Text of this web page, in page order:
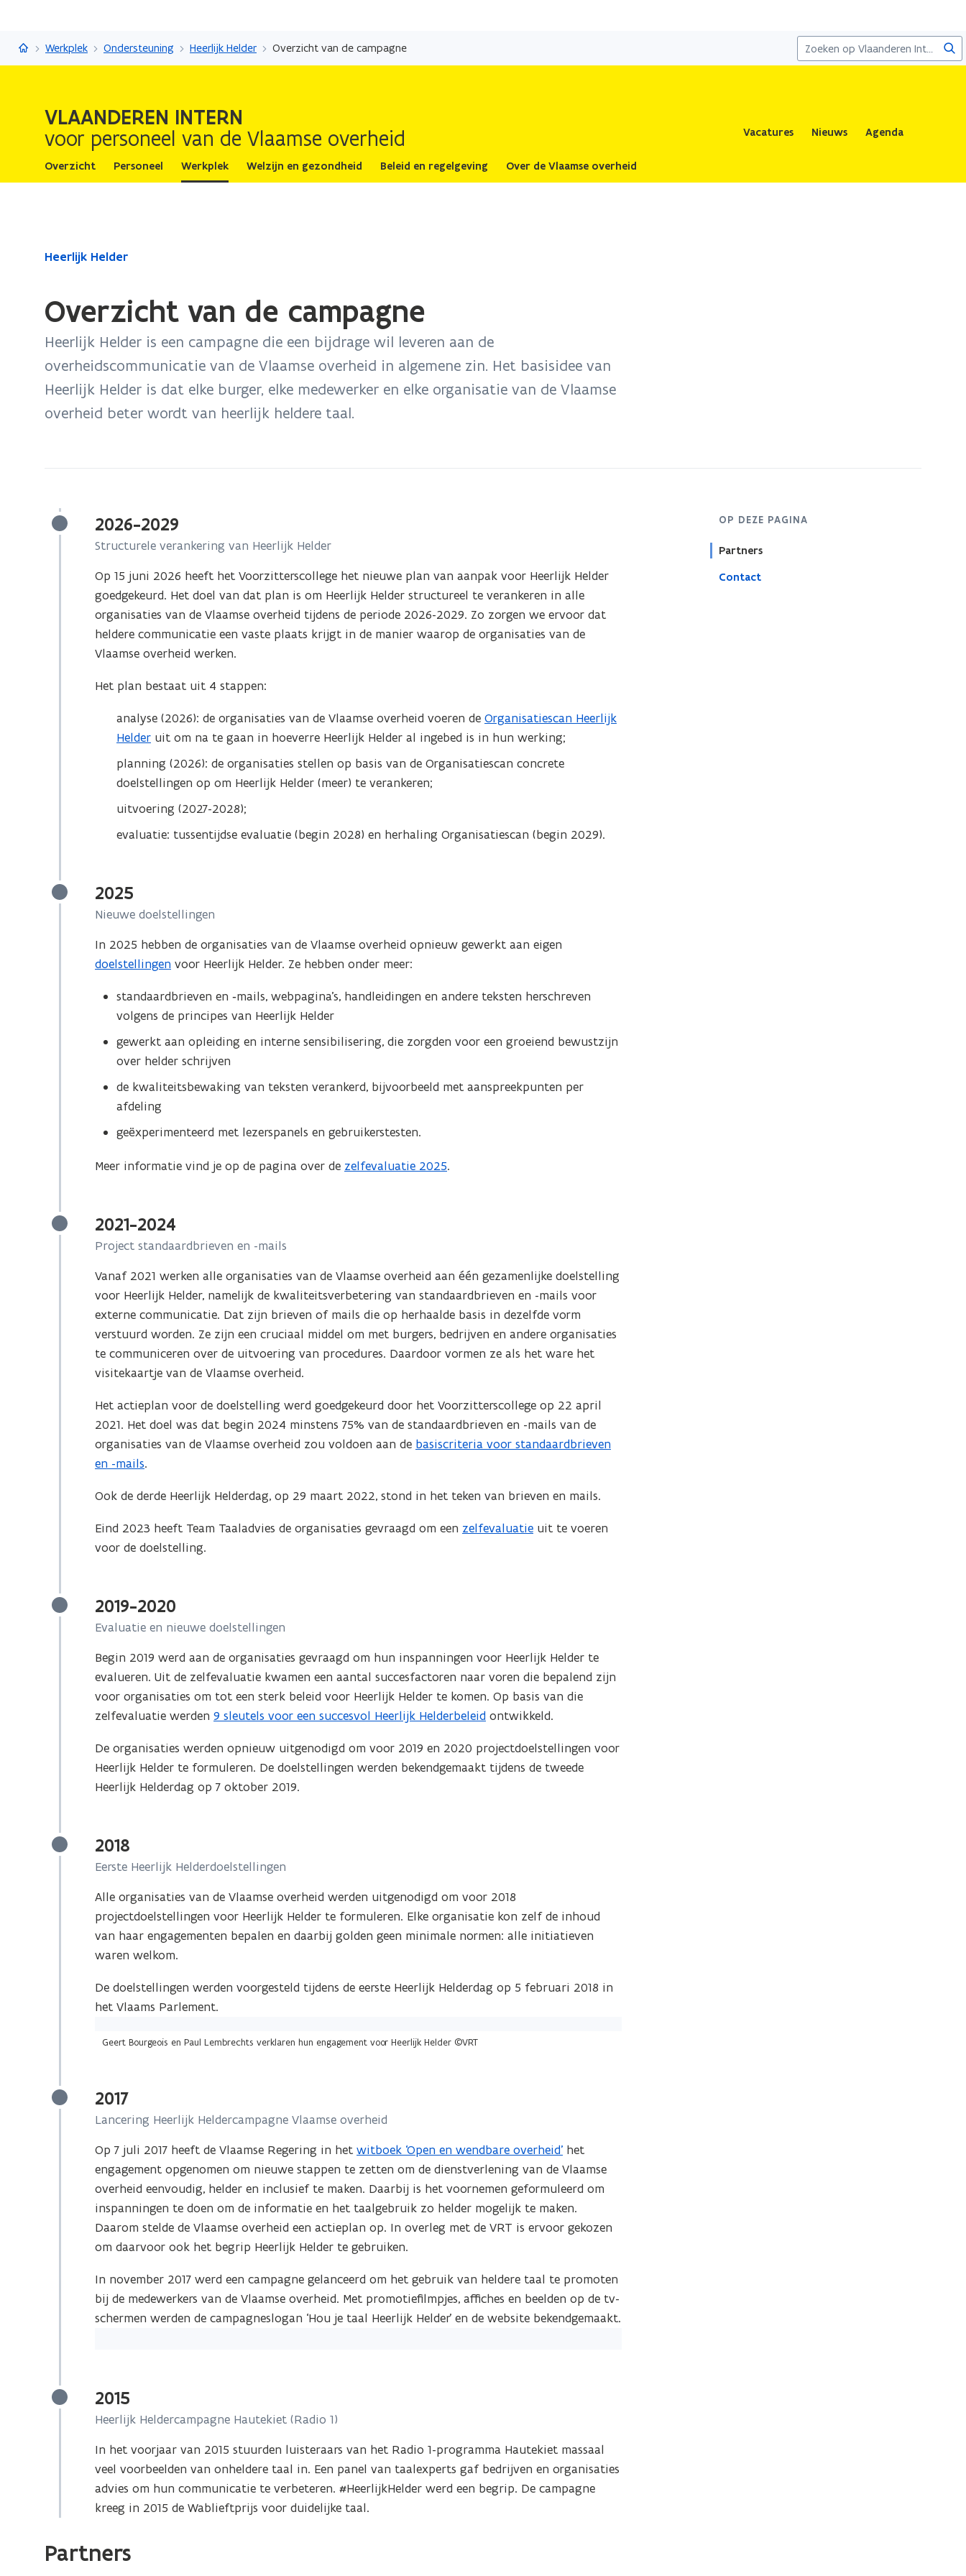
naar
Vlaanderen Intern
Werkplek Ondersteuning Heerlijk Helder Overzicht van de campagne
VLAANDEREN INTERN
voor personeel van de Vlaamse overheid Vacatures Nieuws Agenda
Overzicht Personeel Werkplek Welzijn en gezondheid Beleid en regelgeving Over de Vlaamse overheid
Gedaan
bevindt
Overzicht
Heerlijk Helder
Overzicht van de campagne
Heerlijk Helder is een campagne die een bijdrage wil leveren aan de
overheidscommunicatie van de Vlaamse overheid in algemene zin. Het basisidee van
Heerlijk Helder is dat elke burger, elke medewerker en elke organisatie van de Vlaamse
overheid beter wordt van heerlijk heldere taal.
OP DEZE PAGINA
Partners
Contact
2026-2029
Structurele verankering van Heerlijk Helder
Op 15 juni 2026 heeft het Voorzitterscollege het nieuwe plan van aanpak voor Heerlijk Helder
goedgekeurd. Het doel van dat plan is om Heerlijk Helder structureel te verankeren in alle
organisaties van de Vlaamse overheid tijdens de periode 2026-2029. Zo zorgen we ervoor dat
heldere communicatie een vaste plaats krijgt in de manier waarop de organisaties van de
Vlaamse overheid werken.
Het plan bestaat uit 4 stappen:
analyse (2026): de organisaties van de Vlaamse overheid voeren deOrganisatiescan Heerlijk
Helder uit om na te gaan in hoeverre Heerlijk Helder al ingebed is in hun werking;
planning (2026): de organisaties stellen op basis van de Organisatiescan concrete
doelstellingen op om Heerlijk Helder (meer) te verankeren;
uitvoering (2027-2028);
evaluatie: tussentijdse evaluatie (begin 2028) en herhaling Organisatiescan (begin 2029).
2025
Nieuwe doelstellingen
In 2025 hebben de organisaties van de Vlaamse overheid opnieuw gewerkt aan eigen
doelstellingen voor Heerlijk Helder. Ze hebben onder meer:
standaardbrieven en‑mails, webpagina’s, handleidingen en andere teksten herschreven
volgens de principes van Heerlijk Helder
gewerkt aan opleiding en interne sensibilisering, die zorgden voor een groeiend bewustzijn
over helder schrijven
de kwaliteitsbewaking van teksten verankerd, bijvoorbeeld met aanspreekpunten per
afdeling
geëxperimenteerd met lezerspanels en gebruikerstesten.
Meer informatie vind je op de pagina over de zelfevaluatie 2025.
2021-2024
Project standaardbrieven en -mails
Vanaf 2021 werken alle organisaties van de Vlaamse overheid aan één gezamenlijke doelstelling
voor Heerlijk Helder, namelijk de kwaliteitsverbetering van standaardbrieven en -mails voor
externe communicatie. Dat zijn brieven of mails die op herhaalde basis in dezelfde vorm
verstuurd worden. Ze zijn een cruciaal middel om met burgers, bedrijven en andere organisaties
te communiceren over de uitvoering van procedures. Daardoor vormen ze als het ware het
visitekaartje van de Vlaamse overheid.
Het actieplan voor de doelstelling werd goedgekeurd door het Voorzitterscollege op 22 april
2021. Het doel was dat begin 2024 minstens 75% van de standaardbrieven en -mails van de
organisaties van de Vlaamse overheid zou voldoen aan de basiscriteria voor standaardbrieven
en -mails.
Ook de derde Heerlijk Helderdag, op 29 maart 2022, stond in het teken van brieven en mails.
Eind 2023 heeft Team Taaladvies de organisaties gevraagd om een zelfevaluatie uit te voeren
voor de doelstelling.
2019-2020
Evaluatie en nieuwe doelstellingen
Begin 2019 werd aan de organisaties gevraagd om hun inspanningen voor Heerlijk Helder te
evalueren. Uit de zelfevaluatie kwamen een aantal succesfactoren naar voren die bepalend zijn
voor organisaties om tot een sterk beleid voor Heerlijk Helder te komen. Op basis van die
zelfevaluatie werden9 sleutels voor een succesvol Heerlijk Helderbeleid ontwikkeld.
De organisaties werden opnieuw uitgenodigd om voor 2019 en 2020 projectdoelstellingen voor
Heerlijk Helder te formuleren. De doelstellingen werden bekendgemaakt tijdens de tweede
Heerlijk Helderdag op 7 oktober 2019.
2018
Eerste Heerlijk Helderdoelstellingen
Alle organisaties van de Vlaamse overheid werden uitgenodigd om voor 2018
projectdoelstellingen voor Heerlijk Helder te formuleren. Elke organisatie kon zelf de inhoud
van haar engagementen bepalen en daarbij golden geen minimale normen: alle initiatieven
waren welkom.
De doelstellingen werden voorgesteld tijdens de eerste Heerlijk Helderdag op 5 februari 2018 in
het Vlaams Parlement.
Geert Bourgeois en Paul Lembrechts verklaren hun engagement voor Heerlijk Helder ©VRT
2017
Lancering Heerlijk Heldercampagne Vlaamse overheid
Op 7 juli 2017 heeft de Vlaamse Regering in hetwitboek ‘Open en wendbare overheid’ het
engagement opgenomen om nieuwe stappen te zetten om de dienstverlening van de Vlaamse
overheid eenvoudig, helder en inclusief te maken. Daarbij is het voornemen geformuleerd om
inspanningen te doen om de informatie en het taalgebruik zo helder mogelijk te maken.
Daarom stelde de Vlaamse overheid een actieplan op. In overleg met de VRT is ervoor gekozen
om daarvoor ook het begrip Heerlijk Helder te gebruiken.
In november 2017 werd een campagne gelanceerd om het gebruik van heldere taal te promoten
bij de medewerkers van de Vlaamse overheid. Met promotiefilmpjes, affiches en beelden op de tv-
schermen werden de campagneslogan ‘Hou je taal Heerlijk Helder’ en de website bekendgemaakt.
2015
Heerlijk Heldercampagne Hautekiet (Radio 1)
In het voorjaar van 2015 stuurden luisteraars van het Radio 1-programma Hautekiet massaal
veel voorbeelden van onheldere taal in. Een panel van taalexperts gaf bedrijven en organisaties
advies om hun communicatie te verbeteren. #HeerlijkHelder werd een begrip. De campagne
kreeg in 2015 de Wablieftprijs voor duidelijke taal.
Partners